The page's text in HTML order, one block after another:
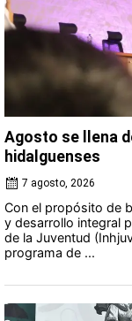
Agosto se llena
hidalguenses
7 agosto, 2026
Con el propósito de
y desarrollo integral
de la Juventud
programa de ...